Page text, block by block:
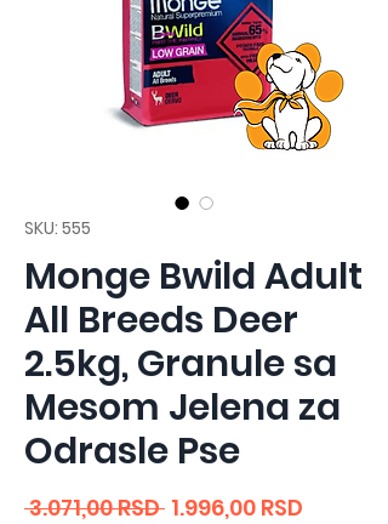
SKU: 555
Monge Bwild Adult
All Breeds Deer
2.5kg, Granule sa
Mesom Jelena za
Odrasle Pse
3.071,00 RSD Regular
1.996,00 RSD